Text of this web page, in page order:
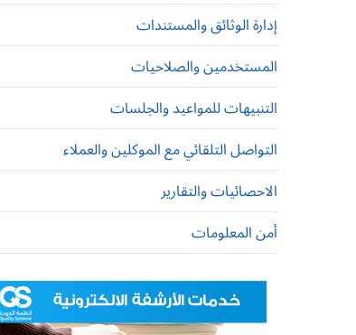
إدارة الوثائق والمستندات
المستخدمين والصلاحيات
التنبيهات للمواعيد والجلسات
التواصل التلقائي مع الموكلين والعملاء
الاحصائيات والتقارير
أمن المعلومات